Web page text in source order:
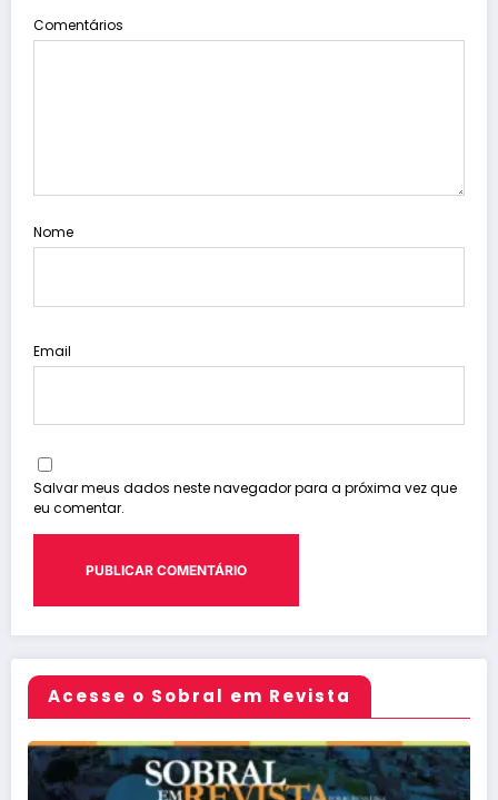
Comentários
Nome
Email
Salvar meus dados neste navegador para a próxima vez que
eu comentar.
Acesse o Sobral em Revista